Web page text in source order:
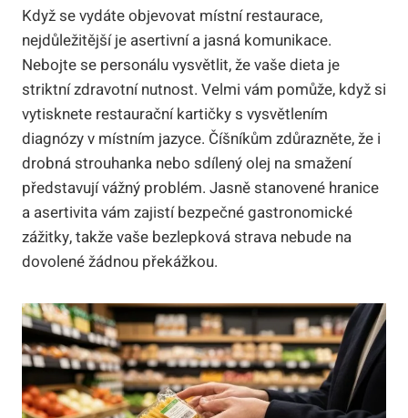
Když se vydáte objevovat místní restaurace,
nejdůležitější je asertivní a jasná komunikace.
Nebojte se personálu vysvětlit, že vaše dieta je
striktní zdravotní nutnost. Velmi vám pomůže, když si
vytisknete restaurační kartičky s vysvětlením
diagnózy v místním jazyce. Číšníkům zdůrazněte, že i
drobná strouhanka nebo sdílený olej na smažení
představují vážný problém. Jasně stanovené hranice
a asertivita vám zajistí bezpečné gastronomické
zážitky, takže vaše bezlepková strava nebude na
dovolené žádnou překážkou.